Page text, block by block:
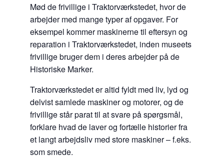
Mød de frivillige i Traktorværkstedet, hvor de
arbejder med mange typer af opgaver. For
eksempel kommer maskinerne til eftersyn og
reparation i Traktorværkstedet, inden museets
frivillige bruger dem i deres arbejder på de
Historiske Marker.
Traktorværkstedet er altid fyldt med liv, lyd og
delvist samlede maskiner og motorer, og de
frivillige står parat til at svare på spørgsmål,
forklare hvad de laver og fortælle historier fra
et langt arbejdsliv med store maskiner – f.eks.
som smede.